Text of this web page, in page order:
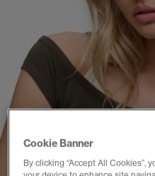
Cookie Banner
By clicking “Accept All Cookies”,